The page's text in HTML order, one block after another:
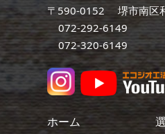
〒590-0152 堺市南区
072-292-6149
072-320-6149
ホーム